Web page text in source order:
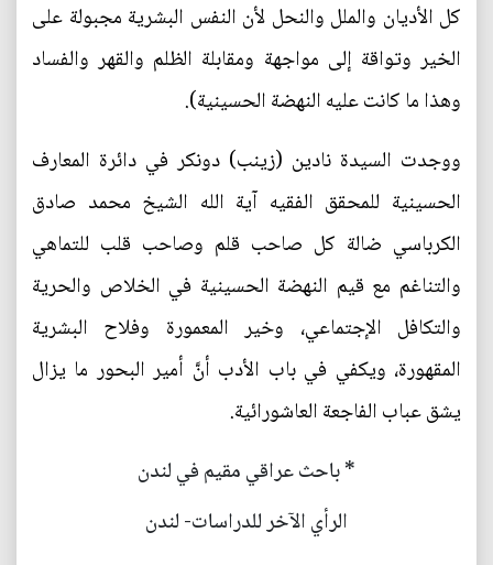
كل الأديان والملل والنحل لأن النفس البشرية مجبولة على
الخير وتواقة إلى مواجهة ومقابلة الظلم والقهر والفساد
وهذا ما كانت عليه النهضة الحسينية).
ووجدت السيدة نادين (زينب) دونكر في دائرة المعارف
الحسينية للمحقق الفقيه آية الله الشيخ محمد صادق
الكرباسي ضالة كل صاحب قلم وصاحب قلب للتماهي
والتناغم مع قيم النهضة الحسينية في الخلاص والحرية
والتكافل الإجتماعي، وخير المعمورة وفلاح البشرية
المقهورة، ويكفي في باب الأدب أنَّ أمير البحور ما يزال
يشق عباب الفاجعة العاشورائية.
* باحث عراقي مقيم في لندن
الرأي الآخر للدراسات- لندن